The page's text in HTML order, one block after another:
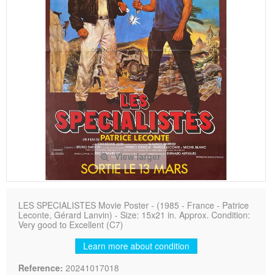
View larger
LES SPECIALISTES Movie Poster - (1985 - France - Patrice
Leconte, Gérard Lanvin) - Size: 15x21 in. Approx. Condition:
Very good to Excellent (C7)
Learn more about condition
Reference: 20241017018